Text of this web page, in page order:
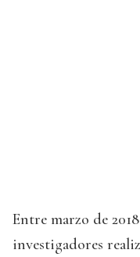
Entre marzo de
investigadores